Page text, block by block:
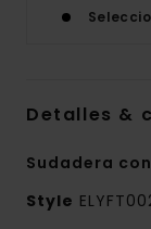
Detalles &
Sudadera
Style